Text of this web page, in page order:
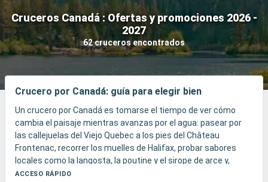
Cruceros Canadá : Ofertas y promociones 2026 -
2027
62 cruceros encontrados
Fecha de salida
Crucero por Canadá: guía para elegir bien
Un crucero por Canadá es tomarse el tiempo de ver cómo
cambia el paisaje mientras avanzas por el agua: pasear por
las callejuelas del Viejo Quebec a los pies del Château
Frontenac, recorrer los muelles de Halifax, probar sabores
locales como la langosta, la poutine y el sirope de arce y,
después, descubrir en la costa del Pacífico una naturaleza
ACCESO RÁPIDO